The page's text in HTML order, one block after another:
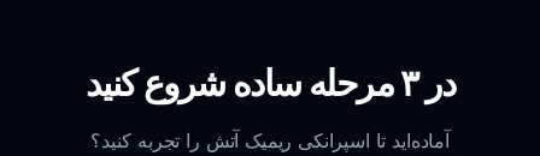
در ۳ مرحله ساده شروع کنید
آماده‌اید تا اسپرانکی ریمیک آتش را تجربه کنید؟